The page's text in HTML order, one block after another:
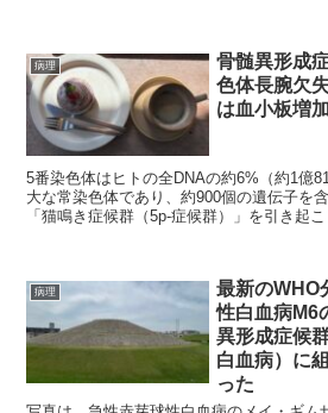
病理
骨髄異形成
色体長腕欠
は血小板増
5番染色体はヒトの全DNAの約6%（約1億
大な常染色体であり、約900個の遺伝子を含む。 短腕（5p）
「猫鳴き症候群（5p-症候群）」を引き起
病理
最新のWHO
性白血病M6
異形成症候
白血病）に
った